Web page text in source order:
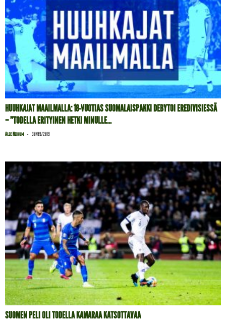
HUUHKAJAT MAAILMALLA: 18-VUOTIAS SUOMALAISPAKKI DEBYTOI EREDIVISIESSÄ
– ”TODELLA ERITYINEN HETKI MINULLE...
Alec Neihum - 30/09/2019
SUOMEN PELI OLI TODELLA KAMARAA KATSOTTAVAA